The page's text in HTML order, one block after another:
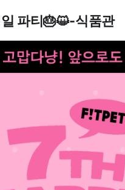
파티🎂😺-식품관